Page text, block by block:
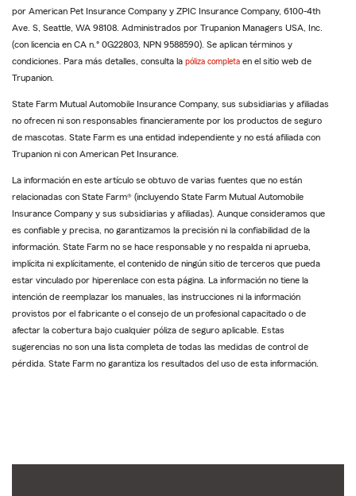
por American Pet Insurance Company y ZPIC Insurance Company, 6100-4th
Ave. S, Seattle, WA 98108. Administrados por Trupanion Managers USA, Inc.
(con licencia en CA n.° 0G22803, NPN 9588590). Se aplican términos y
condiciones. Para más detalles, consulta la póliza completa en el sitio web de
Trupanion.
State Farm Mutual Automobile Insurance Company, sus subsidiarias y afiliadas
no ofrecen ni son responsables financieramente por los productos de seguro
de mascotas. State Farm es una entidad independiente y no está afiliada con
Trupanion ni con American Pet Insurance.
La información en este artículo se obtuvo de varias fuentes que no están
relacionadas con State Farm® (incluyendo State Farm Mutual Automobile
Insurance Company y sus subsidiarias y afiliadas). Aunque consideramos que
es confiable y precisa, no garantizamos la precisión ni la confiabilidad de la
información. State Farm no se hace responsable y no respalda ni aprueba,
implícita ni explícitamente, el contenido de ningún sitio de terceros que pueda
estar vinculado por hiperenlace con esta página. La información no tiene la
intención de reemplazar los manuales, las instrucciones ni la información
provistos por el fabricante o el consejo de un profesional capacitado o de
afectar la cobertura bajo cualquier póliza de seguro aplicable. Estas
sugerencias no son una lista completa de todas las medidas de control de
pérdida. State Farm no garantiza los resultados del uso de esta información.